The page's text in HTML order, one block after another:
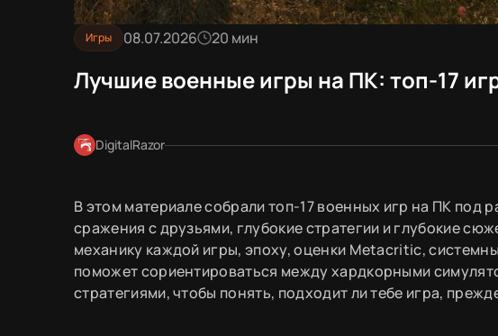
Игры 08.07.2026 20 мин
Лучшие военные игры на ПК: топ-17
DigitalRazor
В этом материале собрали топ-17 военных игр на ПК
сражения с друзьями, глубокие стратегии и глубокие
механику каждой игры, эпоху, оценки Metacritic,
поможет сориентироваться между хардкорными
стратегиями, чтобы понять, подходит ли тебе игра,